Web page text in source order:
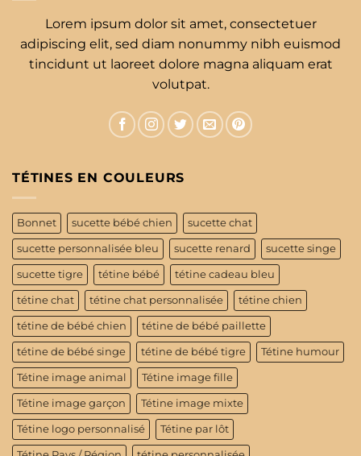
Lorem ipsum dolor sit amet, consectetuer
adipiscing elit, sed diam nonummy nibh euismod
tincidunt ut laoreet dolore magna aliquam erat
volutpat.
TÉTINES EN COULEURS
Bonnet sucette bébé chien sucette chat
sucette personnalisée bleu sucette renard sucette singe
sucette tigre tétine bébé tétine cadeau bleu
tétine chat tétine chat personnalisée tétine chien
tétine de bébé chien tétine de bébé paillette
tétine de bébé singe tétine de bébé tigre Tétine humour
Tétine image animal Tétine image fille
Tétine image garçon Tétine image mixte
Tétine logo personnalisé Tétine par lôt